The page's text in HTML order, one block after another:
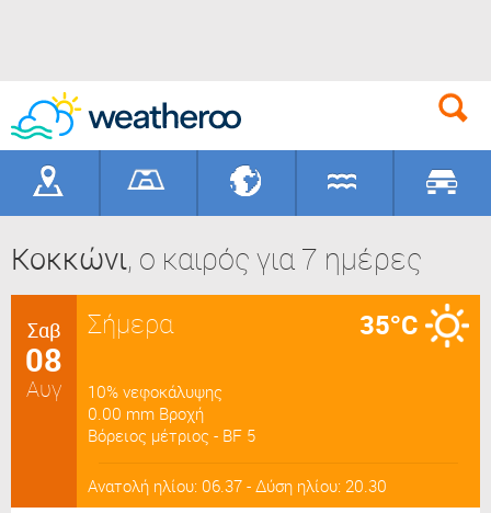
Γεωγραφικά
Κοκκώνι, ο καιρός για 7 ημέρες
Σαβ
08
Αυγ
Σήμερα 35°C
10% νεφοκάλυψης
0.00 mm Βροχή
Βόρειος μέτριος - BF 5
Ανατολή ηλίου: 06.37 - Δύση ηλίου: 20.30